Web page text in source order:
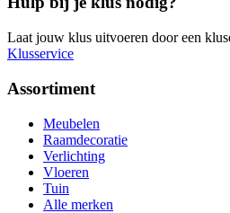
Laat jouw klus uitvoeren door een
Klusservice
Assortiment
Meubelen
Raamdecoratie
Verlichting
Vloeren
Tuin
Alle merken